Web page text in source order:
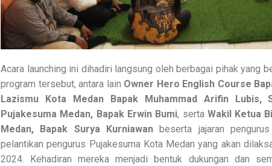
Acara launching ini dihadiri langsung oleh berbagai pihak yang
program tersebut, antara lain Owner Hero English Course
Lazismu Kota Medan Bapak Muhammad Arifin Lubis,
Pujakesuma Medan, Bapak Erwin Bumi, serta Wakil Ketua
Medan, Bapak Surya Kurniawanbeserta jajaran pengurus
pelantikan pengurus Pujakesuma Kota Medan yang akan
2024. Kehadiran mereka menjadi bentuk dukungan dan